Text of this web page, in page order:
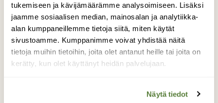
tukemiseen ja kävijämäärämme analysoimiseen. Lisäksi
jaamme sosiaalisen median, mainosalan ja analytiikka-
alan kumppaneillemme tietoja siitä, miten käytät
sivustoamme. Kumppanimme voivat yhdistää näitä
tietoja muihin tietoihin, joita olet antanut heille tai joita on
kerätty, kun olet käyttänyt heidän palvelujaan.
Näytä tiedot
Kuva7. Kuhasalon
talviruokintapaikan
elämää: viherpeippo.
Kuhasalon talviruokintapaikalla on vipinää.